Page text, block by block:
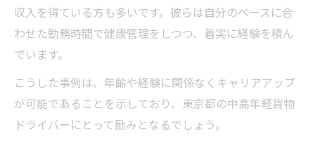
収入を得ている方も多いです。彼らは自分のペースに合
わせた勤務時間で健康管理をしつつ、着実に経験を積ん
でいます。
こうした事例は、年齢や経験に関係なくキャリアアップ
が可能であることを示しており、東京都の中高年軽貨物
ドライバーにとって励みとなるでしょう。